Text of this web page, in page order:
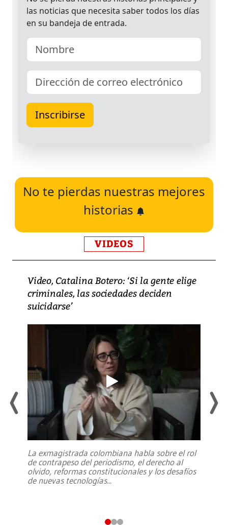
No te pierdas nuestras mejores
historias
VIDEOS
Video, Catalina Botero: ‘Si la gente elige
criminales, las sociedades deciden
suicidarse’
La exmagistrada colombiana habla sobre el rol
de contrapeso del periodismo, el derecho al
olvido, reformas constitucionales y los desafíos
de nuevas tecnologías...